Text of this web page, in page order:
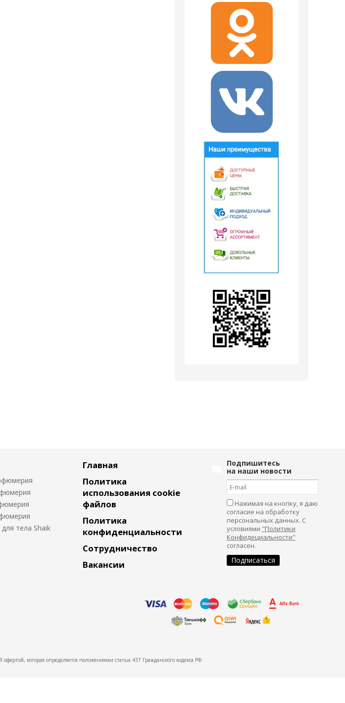
тела Shaik
Главная
Политика
использования cookie
файлов
Политика
конфиденциальности
Сотрудничество
Вакансии
Подпишитесь
на наши новости
Нажимая на кнопку, я даю
согласие на обработку
персональных данных. С
условиями "Политики
Конфидециальности"
согласен.
которая определяется положениями статьи 437 Гражданского кодекса РФ.